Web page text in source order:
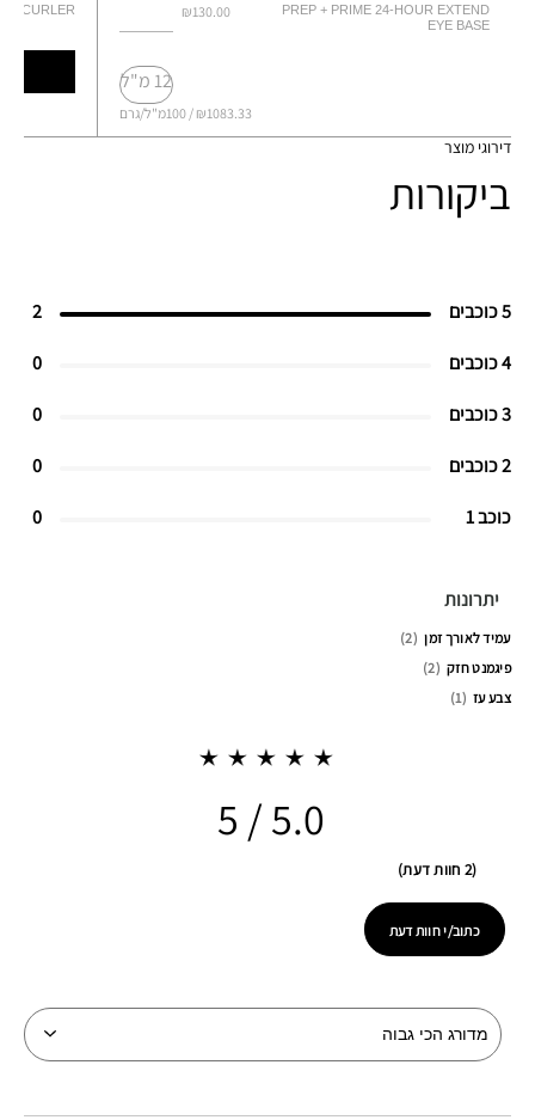
CURLER
PREP + PRIME 24-HOUR EXTEND
EYE BASE
₪130.00
12 מ"ל
₪1083.33 / 100מ"ל/גרם
דירוגי מוצר
ביקורות
5 כוכבים 2
4 כוכבים 0
3 כוכבים 0
2 כוכבים 0
כוכב 1 0
יתרונות
עמיד לאורך זמן
2
פיגמנט חזק
2
צבע עז
1
5.0
2 חוות דעת
כתוב/י חוות דעת